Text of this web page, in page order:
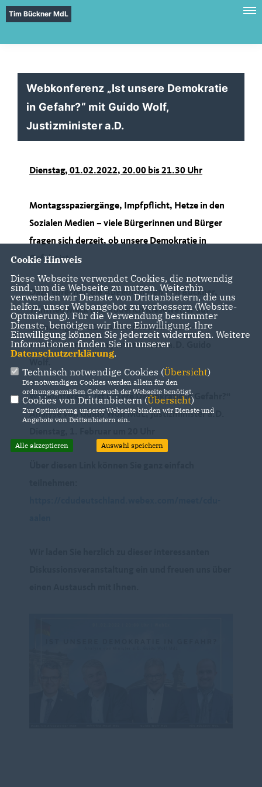
Tim Bückner MdL
Webkonferenz „Ist unsere Demokratie
in Gefahr?“ mit Guido Wolf,
Justizminister a.D.
Dienstag, 01.02.2022, 20.00 bis 21.30 Uhr
Montagsspaziergänge, Impfpflicht, Hetze in den
Sozialen Medien – viele Bürgerinnen und Bürger
fragen sich derzeit, ob unsere Demokratie in
Gefahr ist.
Dazu sprechen die Abgeordneten Tim Bückner,
Winfried Mack und Roderich Kiesewetter auf
Einladung der CDU Aalen mit dem baden-
württembergischen Justizminister a.D. Guido
Webkonferenz „Ist unsere Demokratie in Gefahr?“
Analyse von Guido Wolf MdL, Justizminister a.D.
Cookie Hinweis
Diese Webseite verwendet Cookies, die notwendig
sind, um die Webseite zu nutzen. Weiterhin
verwenden wir Dienste von Drittanbietern, die uns
helfen, unser Webangebot zu verbessern (Website-
Optmierung). Für die Verwendung bestimmter
Dienste, benötigen wir Ihre Einwilligung. Ihre
Einwilligung können Sie jederzeit widerrufen. Weitere
Informationen finden Sie in unserer
Datenschutzerklärung.
Technisch notwendige Cookies (Übersicht)
Die notwendigen Cookies werden allein für den
ordnungsgemäßen Gebrauch der Webseite benötigt.
Cookies von Drittanbietern (Übersicht)
Zur Optimierung unserer Webseite binden wir Dienste und
Angebote von Drittanbietern ein.
Alle akzeptieren Auswahl speichern